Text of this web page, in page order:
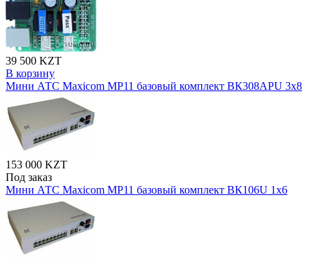
39 500 KZT
В корзину
Мини АТС Maxicom MP11 базовый комплект ВК308APU 3х8
153 000 KZT
Под заказ
Мини АТС Maxicom MP11 базовый комплект ВК106U 1х6